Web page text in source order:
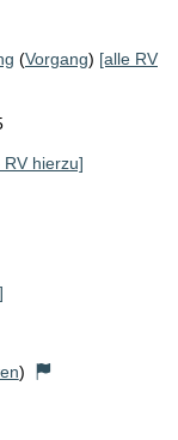
(Vorgang) [alle RV
RV hierzu]
)